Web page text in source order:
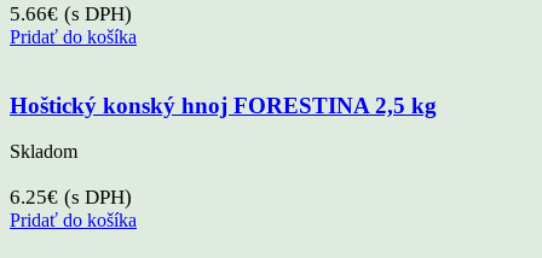
5.66€ (s DPH)
Pridať do košíka
Hoštický konský hnoj FORESTINA 2,5 kg
Skladom
6.25€ (s DPH)
Pridať do košíka